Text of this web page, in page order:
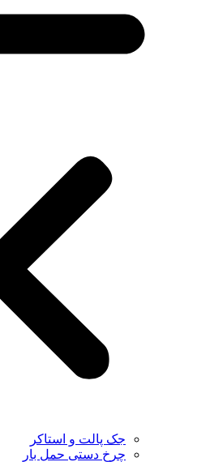
جک پالت و استاکر
چرخ دستی حمل بار